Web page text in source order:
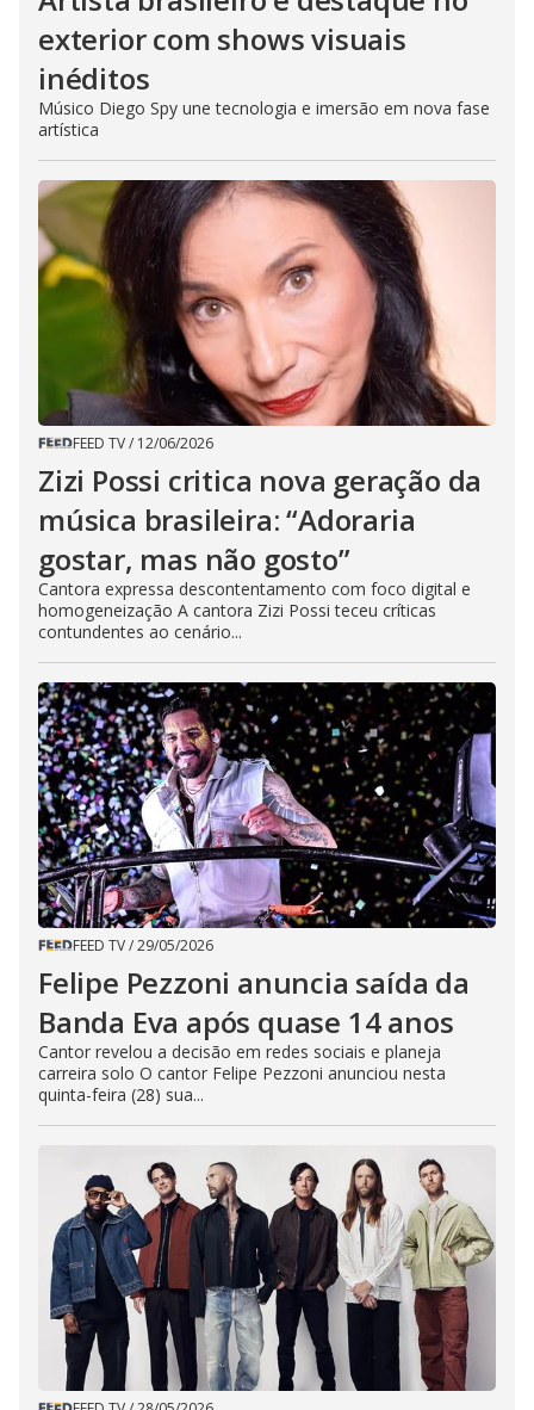
exterior com shows visuais
inéditos
Músico Diego Spy une tecnologia e imersão em nova fase
artística
FEED TV/ 12/06/2026
Zizi Possi critica nova geração da
música brasileira: “Adoraria
gostar, mas não gosto”
Cantora expressa descontentamento com foco digital e
homogeneização A cantora Zizi Possi teceu críticas
contundentes ao cenário...
FEED TV/29/05/2026
Felipe Pezzoni anuncia saída da
Banda Eva após quase 14 anos
Cantor revelou a decisão em redes sociais e planeja
carreira solo O cantor Felipe Pezzoni anunciou nesta
quinta-feira (28) sua...